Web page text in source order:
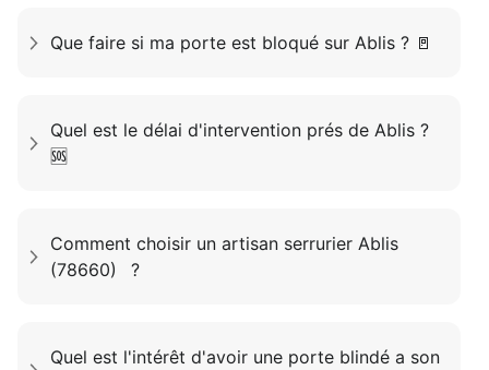
Que faire si ma porte est bloqué sur Ablis ? 🚪
Quel est le délai d'intervention prés de Ablis ?
🆘
Comment choisir un artisan serrurier Ablis
(78660) ?
Quel est l'intérêt d'avoir une porte blindé a son